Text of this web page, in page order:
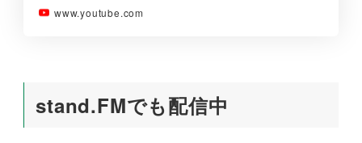
www.youtube.com
stand.FMでも配信中